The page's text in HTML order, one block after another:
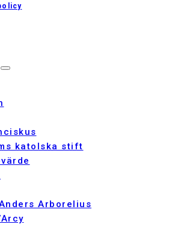
katolska stift
Arborelius